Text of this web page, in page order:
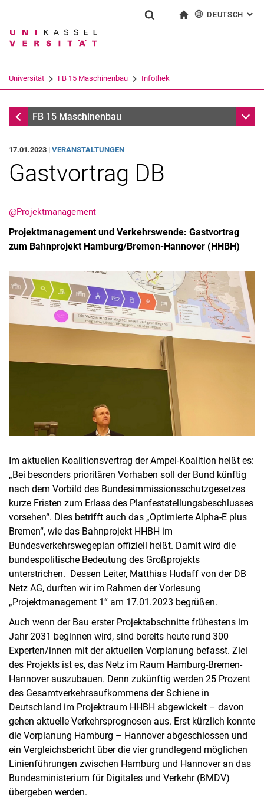
Springe direkt zu: Inhalt
Springe direkt zu: Suche
Springe direkt zu:
Suchbegriff
Suchen (öffnet externen Link in einem
DEUTSCH :
Universität FB 15 Maschinenbau Infothek
InfothekFB 15 Maschinenbau
Angebote für Schüler:innen / Studieninteressierte
Suche
17.01.2023 | VERANSTALTUNGEN
Gastvortrag DB
@Projektmanagement
Projektmanagement und Verkehrswende: Gastvortrag
zum Bahnprojekt Hamburg/Bremen-Hannover (HHBH)
Im aktuellen Koalitionsvertrag der Ampel-Koalition heißt es:
„Bei besonders prioritären Vorhaben soll der Bund künftig
nach dem Vorbild des Bundesimmissionsschutzgesetzes
kurze Fristen zum Erlass des Planfeststellungsbeschlusses
vorsehen“. Dies betrifft auch das „Optimierte Alpha-E plus
Bremen“, wie das Bahnprojekt HHBH im
Bundesverkehrswegeplan offiziell heißt. Damit wird die
bundespolitische Bedeutung des Großprojekts
unterstrichen. Dessen Leiter, Matthias Hudaff von der DB
Netz AG, durften wir im Rahmen der Vorlesung
„Projektmanagement 1“ am 17.01.2023 begrüßen.
Auch wenn der Bau erster Projektabschnitte frühestens im
Jahr 2031 beginnen wird, sind bereits heute rund 300
Experten/innen mit der aktuellen Vorplanung befasst. Ziel
des Projekts ist es, das Netz im Raum Hamburg-Bremen-
Hannover auszubauen. Denn zukünftig werden 25 Prozent
des Gesamtverkehrsaufkommens der Schiene in
Deutschland im Projektraum HHBH abgewickelt – davon
gehen aktuelle Verkehrsprognosen aus. Erst kürzlich konnte
die Vorplanung Hamburg – Hannover abgeschlossen und
ein Vergleichsbericht über die vier grundlegend möglichen
Linienführungen zwischen Hamburg und Hannover an das
Bundesministerium für Digitales und Verkehr (BMDV)
übergeben werden.